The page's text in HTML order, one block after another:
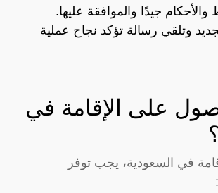
جيدًا والموافقة عليها.
وتلقي رسالة تؤكد نجاح عملية
على الإقامة في
في السعودية، يجب توفر